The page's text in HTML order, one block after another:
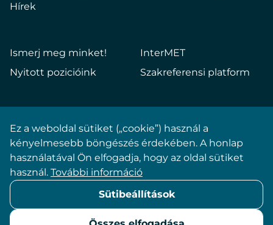
Hírek
Ismerj meg minket!
Nyitott pozicióink
InterMET
Szakreferensi platform
Impresszum
Adatkezelési tájékoztató
Sütibeállítások
ÁSZF
Ez a weboldal sütiket („cookie”) használ a
kényelmesebb böngészés érdekében. A honlap
használatával Ön elfogadja, hogy az oldal sütiket
használ. További információ
Sütibeállítások